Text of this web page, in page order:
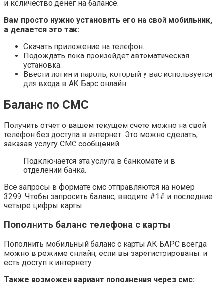
и количество денег на балансе.
Вам просто нужно установить его на свой мобильник,
а делается это так:
Скачать приложение на телефон.
Подождать пока произойдет автоматическая
установка.
Ввести логин и пароль, который у вас используется
для входа в АК Барс онлайн.
Баланс по СМС
Получить отчет о вашем текущем счете можно на свой
телефон без доступа в интернет. Это можно сделать,
заказав услугу СМС сообщений.
Подключается эта услуга в банкомате и в
отделении банка.
Все запросы в формате смс отправляются на номер
3299. Чтобы запросить баланс, вводите #1# и последние
четыре цифры карты.
Пополнить баланс телефона с карты
Пополнить мобильный баланс с карты АК БАРС всегда
можно в режиме онлайн, если вы зарегистрированы, и
есть доступ к интернету.
Также возможен вариант пополнения через смс: